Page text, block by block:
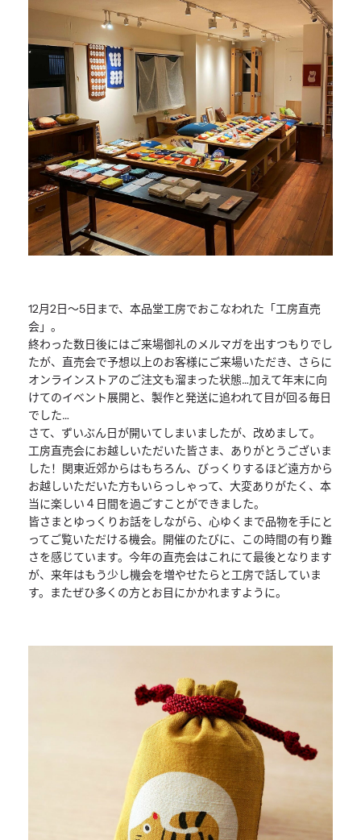
12月2日〜5日まで、本品堂工房でおこなわれた「工房直売
会」 。
終わった数日後にはご来場御礼のメルマガを出すつもりでし
たが、 直売会で予想以上のお客様にご来場いただき、
さらに
オンラインストアのご注文も溜まった状態…加えて年末に向
けてのイベント展開と、 製作と発送に追われて目が回る毎日
でした…
さて、ずいぶん日が開いてしまいましたが、改めまして。
工房直売会にお越しいただいた皆さま、ありがとうございま
した！ 関東近郊からはもちろん、 びっくりするほど遠方から
お越しいただいた方もいらっしゃって、 大変ありがたく、本
当に楽しい４日間を過ごすことができました。
皆さまとゆっくりお話をしながら、 心ゆくまで品物を手にと
ってご覧いただける機会。開催のたびに、
この時間の有り難
さを感じています。 今年の直売会はこれにて最後となります
が、 来年はもう少し機会を増やせたらと工房で話していま
す。
またぜひ多くの方とお目にかかれますように。